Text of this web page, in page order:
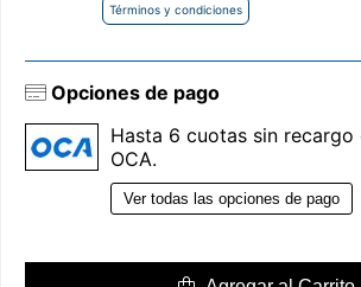
Términos y condiciones
Opciones de pago
Hasta 6 cuotas sin recargo
OCA.
Ver todas las opciones de pago